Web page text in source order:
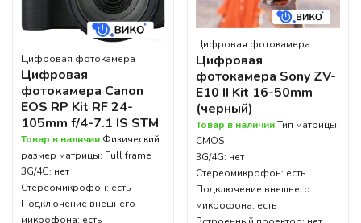
Цифровая фотокамера
Цифровая
фотокамера Canon
EOS RP Kit RF 24-
105mm f/4-7.1 IS STM
Товар в наличии Физический
размер матрицы: Full frame
3G/4G: нет
Стереомикрофон: есть
Подключение внешнего
микрофона: есть
Цифровая фотокамера
Цифровая
фотокамера Sony ZV-
E10 II Kit 16-50mm
(черный)
Товар в наличииТип матрицы:
CMOS
3G/4G: нет
Стереомикрофон: есть
Подключение внешнего
микрофона: есть